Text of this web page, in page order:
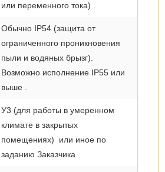
или переменного тока) .
Обычно IP54 (защита от
ограниченного проникновения
пыли и водяных брызг).
Возможно исполнение IP55 или
выше .
У3 (для работы в умеренном
климате в закрытых
помещениях) или иное по
заданию Заказчика